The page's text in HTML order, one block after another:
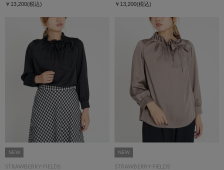
￥13,200(税込) ￥13,200(税込)
NEW
STRAWBERRY-FIELDS
NEW
STRAWBERRY-FIELDS